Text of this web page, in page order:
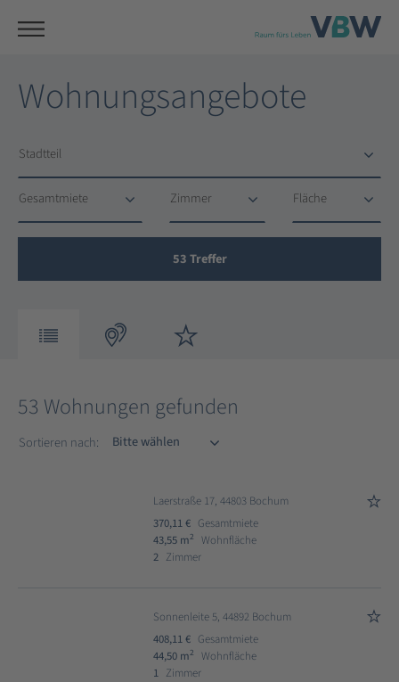
Wohnungsangebote
Stadtteil
Gesamtmiete Zimmer Fläche
53Treffer
53 Wohnungen gefunden
Sortieren nach:
Laerstraße 17, 44803 Bochum
370,11 € Gesamtmiete
43,55 m2
Wohnfläche
2 Zimmer
Sonnenleite 5, 44892 Bochum
408,11 € Gesamtmiete
44,50 m2
Wohnfläche
1 Zimmer